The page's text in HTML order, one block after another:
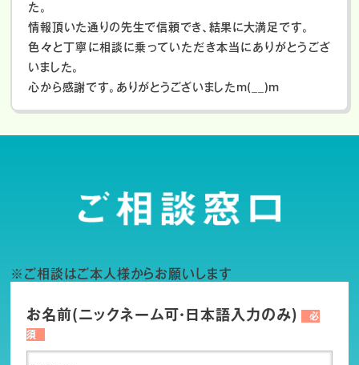
た。
情報頂いた通りの先生で信頼でき、結果に大満足です。
色々と丁寧に相談に乗っていただき本当にありがとうござ
いました。
心から感謝です。ありがとうございましたm(__)m
※ご相談はご本人様からお願いします
お名前(ニックネーム可・日本語入力のみ)
必
須